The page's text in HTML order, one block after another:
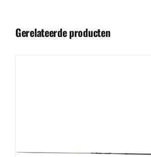
Gerelateerde producten